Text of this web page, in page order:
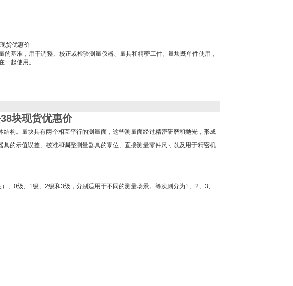
货优惠价
的基准，用于调整、校正或检验测量仪器、量具和精密工件。量块既单件使用，
一起使用。
块现货优惠价
构。量块具有两个相互平行的测量面，这些测量面经过精密研磨和抛光，形成
的示值误差、校准和调整测量器具的零位、直接测量零件尺寸以及用于精密机
、0级、1级、2级和3级，分别适用于不同的测量场景。等次则分为1、2、3、